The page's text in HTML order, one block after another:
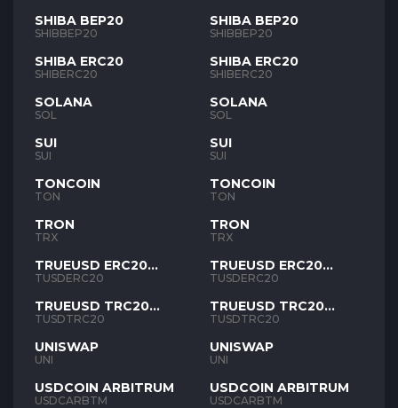
SHIBA BEP20
SHIBBEP20
SHIBA ERC20
SHIBERC20
SOLANA
SOL
SUI
SUI
TONCOIN
TON
TRON
TRX
TRUEUSD ERC20
TUSD
TUSDERC20
TRUEUSD TRC20
TUSD
TUSDTRC20
UNISWAP
UNI
USDCOIN ARBITRUM
USDCARBTM
SHIBA BEP20
SHIBBEP20
SHIBA ERC20
SHIBERC20
SOLANA
SOL
SUI
SUI
TONCOIN
TON
TRON
TRX
TRUEUSD ERC20
TUSD
TUSDERC20
TRUEUSD TRC20
TUSD
TUSDTRC20
UNISWAP
UNI
USDCOIN ARBITRUM
USDCARBTM